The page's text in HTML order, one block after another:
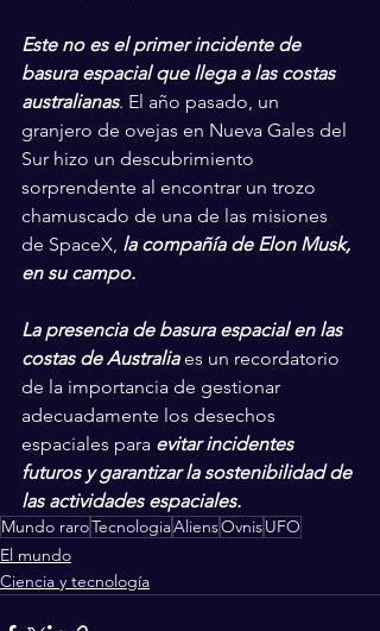
Este no es el primer incidente de
basura espacial que llega a las costas
australianas. El año pasado, un
granjero de ovejas en Nueva Gales del
Sur hizo un descubrimiento
sorprendente al encontrar un trozo
chamuscado de una de las misiones
de SpaceX, la compañía de Elon Musk,
en su campo.
La presencia de basura espacial en las
costas de Australia es un recordatorio
de la importancia de gestionar
adecuadamente los desechos
espaciales para evitar incidentes
futuros y garantizar la sostenibilidad de
las actividades espaciales.
Mundo raroTecnologiaAliensOvnisUFO
El mundo
Ciencia y tecnología